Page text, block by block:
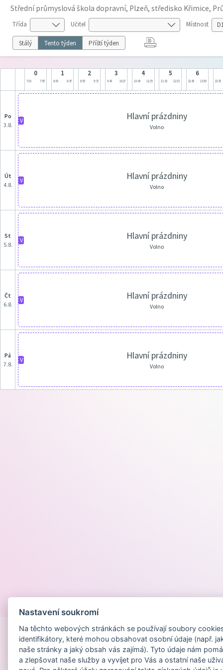
Střední průmyslová škola dopravní, Plzeň, středisko Křimice,
Třída Učitel Místnost
Stálý Tento týden Příští týden
0
7:10 7:55
1
8:00 8:45
2
8:50 9:35
3
9:40 10:25
4
10:40 11:25
5
11:30 12:15
6
12:45 13:30 13:35
po
3.8.
V Hlavní prázdniny
Volno
út
4.8.
V Hlavní prázdniny
Volno
st
5.8.
V Hlavní prázdniny
Volno
čt
6.8.
V Hlavní prázdniny
Volno
pá
7.8.
V Hlavní prázdniny
Volno
Nastavení soukromí
Na těchto webových stránkách se používají soubory
identifikátory, které mohou obsahovat osobní údaje (např.
naše stránky a jaký obsah vás zajímá). Tyto údaje nám
a zlepšovat naše služby a vyvíjet pro Vás a ostatní naše